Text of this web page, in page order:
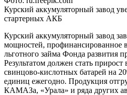
Курский аккумуляторный завод
стартерных АКБ
Курский аккумуляторный завод
мощностей, профинансированное
льготного займа Фонда развития
Результатом должен стать
свинцово-кислотных батарей на
единиц ежегодно. Продукция
КАМАЗа, «Урала» и ряда других